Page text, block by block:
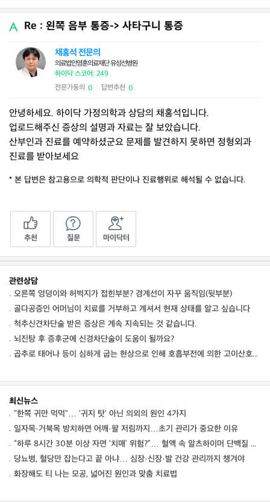
Re : 왼쪽 음부 통증-> 사타구니 통증
채홍석 전문의
의료법인영훈의료재단 유성선병원
하이닥 스코어: 249
전문가동의 0 답변추천 0
안녕하세요. 하이닥 가정의학과 상담의 채홍석입니다.
업로드해주신 증상의 설명과 자료는 잘 보았습니다.
산부인과 진료를 예약하셨군요 문제를 발견하지 못하면 정형외과
진료를 받아보세요
* 본 답변은 참고용으로 의학적 판단이나 진료행위로 해석될 수 없습니다.
추천 질문 마이닥터
관련상담
오른쪽 엉덩이와 허벅지가 접힌부분? 경계선이 자꾸 움직임(뒷부분)
골다공증인 어머님이 치료를 거부하고 계셔서 현재 상태를 알고 싶습니다
척추신견차단술 받은 증상은 계속 지속되는 것 같습니다.
뇌진탕 후 증후군에 신경차단술이 도움이 될까요?
곱추로 태어나 등이 심하게 굽는 현상으로 인해 호흡부전에 의한 고이산호탄소혈증이 발생한다
최신뉴스
"한쪽 귀만 먹먹"… '귀지 탓' 아닌 의외의 원인 4가지
일자목·거북목 방치하면 어깨·팔 저림까지…초기 관리가 중요한 이유
“하루 8시간 30분 이상 자면 ‘치매’ 위험?”… 혈액 속 알츠하이머 단백질 늘었다
당뇨병, 혈당만 잡는다고 끝 아냐… 심장·신장·발 건강 관리까지 챙겨야
화장해도 티 나는 모공, 넓어진 원인과 맞춤 치료법